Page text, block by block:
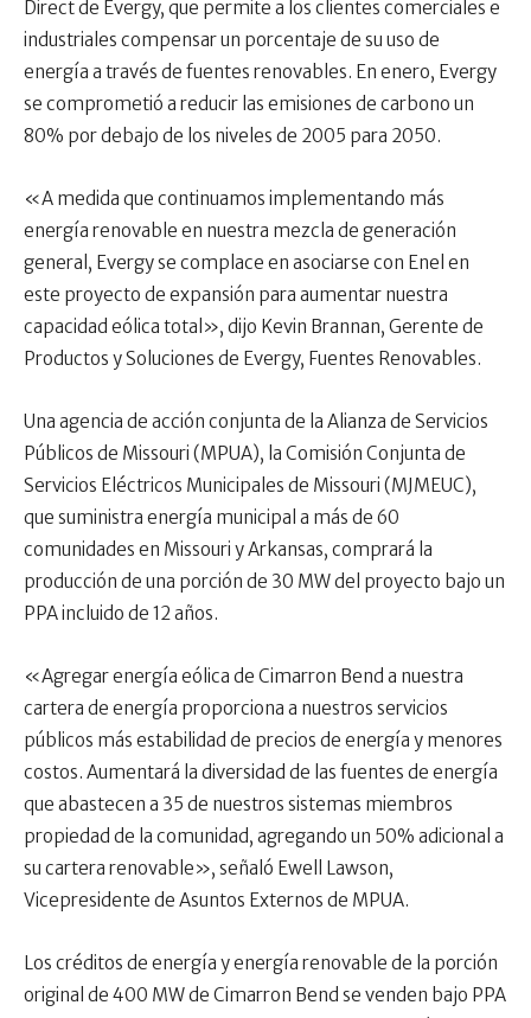
Direct de Evergy, que permite a los clientes comerciales e
industriales compensar un porcentaje de su uso de
energía a través de fuentes renovables. En enero, Evergy
se comprometió a reducir las emisiones de carbono un
80% por debajo de los niveles de 2005 para 2050.
«A medida que continuamos implementando más
energía renovable en nuestra mezcla de generación
general, Evergy se complace en asociarse con Enel en
este proyecto de expansión para aumentar nuestra
capacidad eólica total», dijo Kevin Brannan, Gerente de
Productos y Soluciones de Evergy, Fuentes Renovables.
Una agencia de acción conjunta de la Alianza de Servicios
Públicos de Missouri (MPUA), la Comisión Conjunta de
Servicios Eléctricos Municipales de Missouri (MJMEUC),
que suministra energía municipal a más de 60
comunidades en Missouri y Arkansas, comprará la
producción de una porción de 30 MW del proyecto bajo un
PPA incluido de 12 años.
«Agregar energía eólica de Cimarron Bend a nuestra
cartera de energía proporciona a nuestros servicios
públicos más estabilidad de precios de energía y menores
costos. Aumentará la diversidad de las fuentes de energía
que abastecen a 35 de nuestros sistemas miembros
propiedad de la comunidad, agregando un 50% adicional a
su cartera renovable», señaló Ewell Lawson,
Vicepresidente de Asuntos Externos de MPUA.
Los créditos de energía y energía renovable de la porción
original de 400 MW de Cimarron Bend se venden bajo PPA